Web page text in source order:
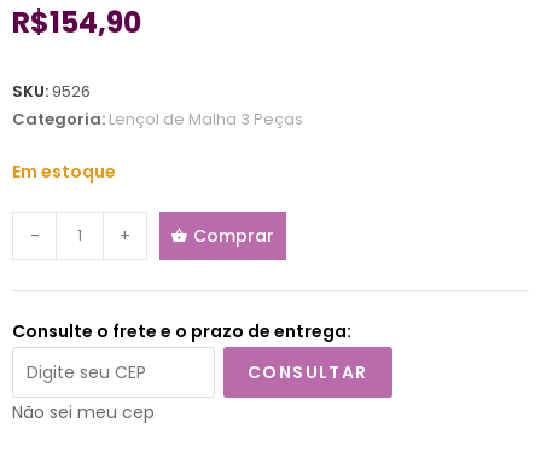
R$154,90
SKU:9526
Categoria: Lençol de Malha 3 Peças
Em estoque
- + Comprar
Consulte o frete e o prazo de entrega:
CONSULTAR
Não sei meu cep